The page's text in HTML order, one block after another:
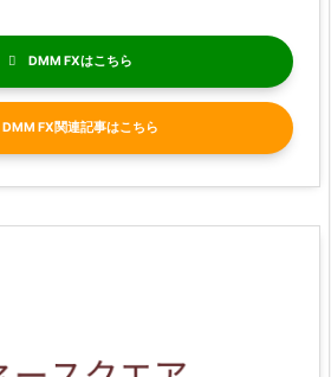
DMM FX
DMM FX関連記事